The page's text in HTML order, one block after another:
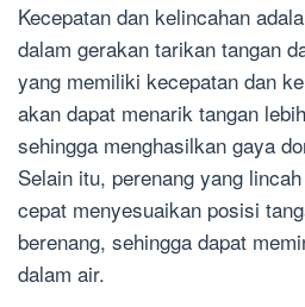
Kecepatan dan kelincahan
dalam gerakan tarikan tangan
yang memiliki kecepatan dan
akan dapat menarik tangan
sehingga menghasilkan gaya
Selain itu, perenang yang
cepat menyesuaikan posisi
berenang, sehingga dapat
dalam air.